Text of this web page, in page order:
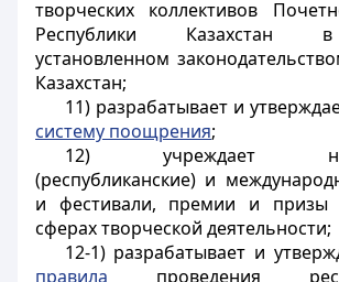
творческих коллективов
Республики Казахстан
установленном
Казахстан;
11) разрабатывает и
систему поощрения;
12) учреждает
(республиканские) и
и фестивали, премии и призы
сферах творческой деятельности;
12-1) разрабатывает и
правила проведения